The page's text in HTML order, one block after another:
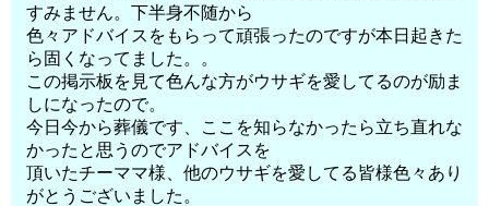
すみません。下半身不随から
色々アドバイスをもらって頑張ったのですが本日起きた
ら固くなってました。。
この掲示板を見て色んな方がウサギを愛してるのが励ま
しになったので。
今日今から葬儀です、ここを知らなかったら立ち直れな
かったと思うのでアドバイスを
頂いたチーママ様、他のウサギを愛してる皆様色々あり
がとうございました。